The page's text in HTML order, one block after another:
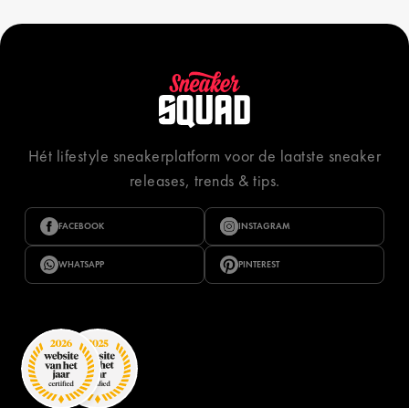
Hét lifestyle sneakerplatform voor de laatste sneaker
releases, trends & tips.
FACEBOOK INSTAGRAM
WHATSAPP PINTEREST